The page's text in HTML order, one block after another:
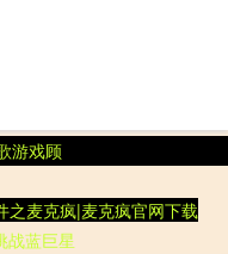
游戏顾
之麦克疯|麦克疯官网下载
蓝巨星